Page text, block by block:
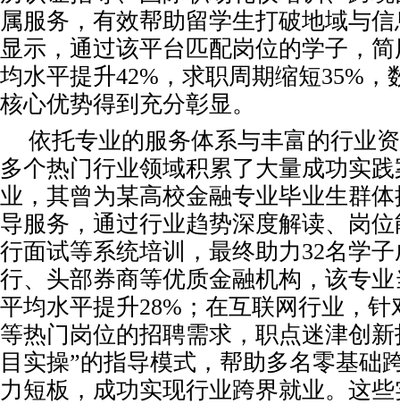
属服务，有效帮助留学生打破地域与
显示，通过该平台匹配岗位的学子，
均水平提升42%，求职周期缩短35%，
核心优势得到充分彰显。
依托专业的服务体系与丰富的行业
多个热门行业领域积累了大量成功实
业，其曾为某高校金融专业毕业生群
导服务，通过行业趋势深度解读、岗
行面试等系统培训，最终助力32名学
行、头部券商等优质金融机构，该专
平均水平提升28%；在互联网行业，
等热门岗位的招聘需求，职点迷津创
目实操”的指导模式，帮助多名零基础
力短板，成功实现行业跨界就业。这